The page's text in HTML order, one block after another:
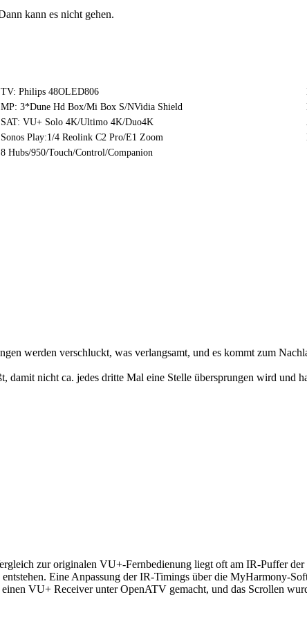
kann es nicht gehen.
TV: Philips 48OLED806
MP: 3*Dune Hd Box/Mi Box S/NVidia Shield
SAT: VU+ Solo 4K/Ultimo 4K/Duo4K
Sonos Play:1/4 Reolink C2 Pro/E1 Zoom
8 Hubs/950/Touch/Control/Companion
werden verschluckt, was verlangsamt, und es kommt zum
nicht ca. jedes dritte Mal eine Stelle übersprungen wird und
zur originalen VU+-Fernbedienung liegt oft am IR-Puffer
Eine Anpassung der IR-Timings über die MyHarmony-
VU+ Receiver unter OpenATV gemacht, und das Scrollen